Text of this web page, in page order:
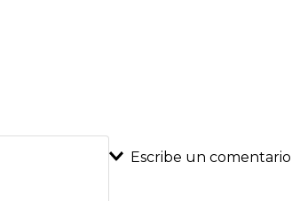
Escribe un comentario